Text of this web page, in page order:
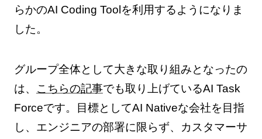
らかのAI Coding Toolを利用するようになりま
した。
グループ全体として大きな取り組みとなったの
は、
こちらの記事でも取り上げているAI Task
Forceです。目標としてAI Nativeな会社を目指
し、エンジニアの部署に限らず、カスタマーサ